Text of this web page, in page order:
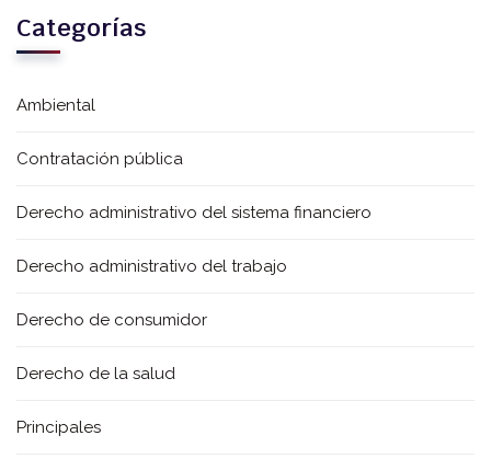
Categorías
Ambiental
Contratación pública
Derecho administrativo del sistema financiero
Derecho administrativo del trabajo
Derecho de consumidor
Derecho de la salud
Principales